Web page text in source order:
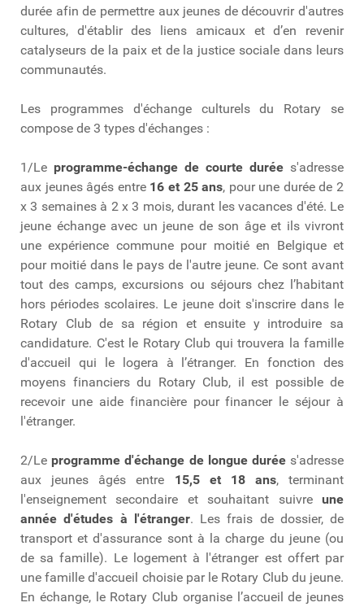
durée afin de permettre aux jeunes de découvrir d'autres
cultures, d'établir des liens amicaux et d’en revenir
catalyseurs de la paix et de la justice sociale dans leurs
communautés.
Les programmes d'échange culturels du Rotary se
compose de 3 types d'échanges :
1/Le programme-échange de courte durée s'adresse
aux jeunes âgés entre 16 et 25 ans, pour une durée de 2
x 3 semaines à 2 x 3 mois, durant les vacances d'été. Le
jeune échange avec un jeune de son âge et ils vivront
une expérience commune pour moitié en Belgique et
pour moitié dans le pays de l'autre jeune. Ce sont avant
tout des camps, excursions ou séjours chez l’habitant
hors périodes scolaires. Le jeune doit s'inscrire dans le
Rotary Club de sa région et ensuite y introduire sa
candidature. C'est le Rotary Club qui trouvera la famille
d'accueil qui le logera à l’étranger. En fonction des
moyens financiers du Rotary Club, il est possible de
recevoir une aide financière pour financer le séjour à
l'étranger.
2/Le programme d'échange de longue durées'adresse
aux jeunes âgés entre 15,5 et 18 ans, terminant
l'enseignement secondaire et souhaitant suivre une
année d'études à l'étranger. Les frais de dossier, de
transport et d'assurance sont à la charge du jeune (ou
de sa famille). Le logement à l'étranger est offert par
une famille d'accueil choisie par le Rotary Club du jeune.
En échange, le Rotary Club organise l’accueil de jeunes